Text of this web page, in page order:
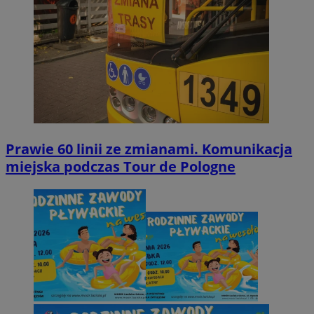
Prawie 60 linii ze zmianami. Komunikacja
miejska podczas Tour de Pologne